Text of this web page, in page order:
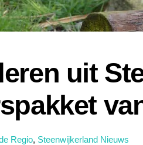
uit
Regio, Steenwijkerland Nieuws